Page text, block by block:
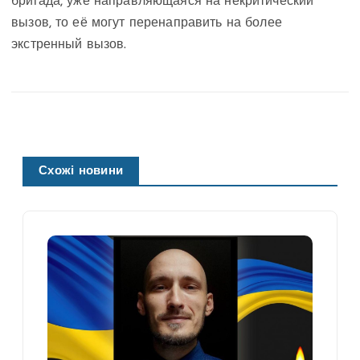
вызов, то её могут перенаправить на более
экстренный вызов.
Схожі новини